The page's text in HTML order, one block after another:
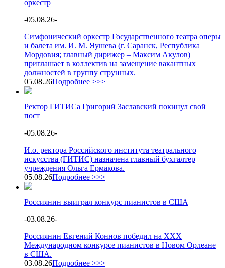
оркестр
-05.08.26-
Симфонический оркестр Государственного театра оперы
и балета им. И. М. Яушева (г. Саранск, Республика
Мордовия; главный дирижер – Максим Акулов)
приглашает в коллектив на замещение вакантных
должностей в группу струнных.
05.08.26Подробнее >>>
Ректор ГИТИСа Григорий Заславский покинул свой
пост
-05.08.26-
И.о. ректора Российского института театрального
искусства (ГИТИС) назначена главный бухгалтер
учреждения Ольга Ермакова.
05.08.26Подробнее >>>
Россиянин выиграл конкурс пианистов в США
-03.08.26-
Россиянин Евгений Коннов победил на XXX
Международном конкурсе пианистов в Новом Орлеане
в США.
03.08.26Подробнее >>>